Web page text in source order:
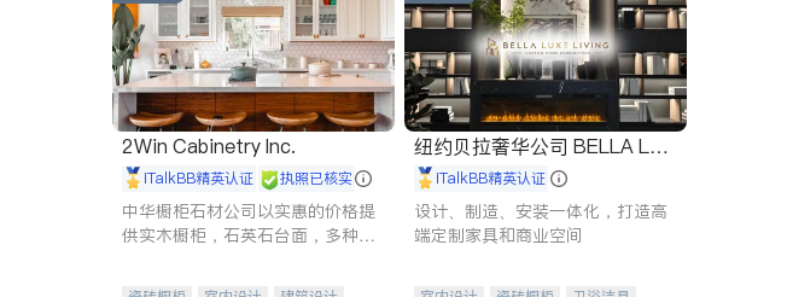
2Win Cabinetry Inc.
iTalkBB精英认证 执照已核实
中华橱柜石材公司以实惠的价格提
供实木橱柜，石英石台面，多种优
机。品质厨房，家的选择。
纽约贝拉奢华公司 BELLA LUX
E iTalkBB精英认证
设计、制造、安装一体化，打造高
端定制家具和商业空间